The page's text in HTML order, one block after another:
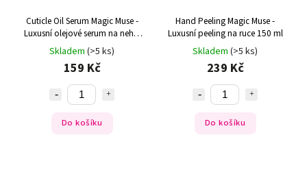
Cuticle Oil Serum Magic Muse -
Luxusní olejové serum na nehty
a kůžičku 15 ml
Skladem (>5 ks)
159 Kč
Do košíku
Hand Peeling Magic Muse -
Luxusní peeling na ruce 150 ml
Skladem (>5 ks)
239 Kč
Do košíku